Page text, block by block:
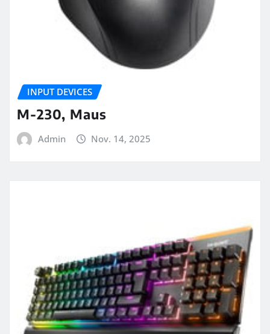
INPUT DEVICES
M-230, Maus
Admin Nov. 14, 2025